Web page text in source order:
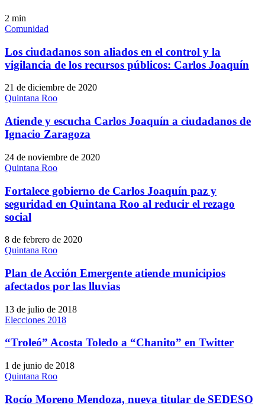
2 min
Comunidad
Los ciudadanos son aliados en el control y la
vigilancia de los recursos públicos: Carlos Joaquín
21 de diciembre de 2020
Quintana Roo
Atiende y escucha Carlos Joaquín a ciudadanos de
Ignacio Zaragoza
24 de noviembre de 2020
Quintana Roo
Fortalece gobierno de Carlos Joaquín paz y
seguridad en Quintana Roo al reducir el rezago
social
8 de febrero de 2020
Quintana Roo
Plan de Acción Emergente atiende municipios
afectados por las lluvias
13 de julio de 2018
Elecciones 2018
“Troleó” Acosta Toledo a “Chanito” en Twitter
1 de junio de 2018
Quintana Roo
Rocío Moreno Mendoza, nueva titular de SEDESO